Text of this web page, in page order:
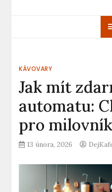
KÁVOVARY
Jak mít
automatu:
pro
13 února, 2026